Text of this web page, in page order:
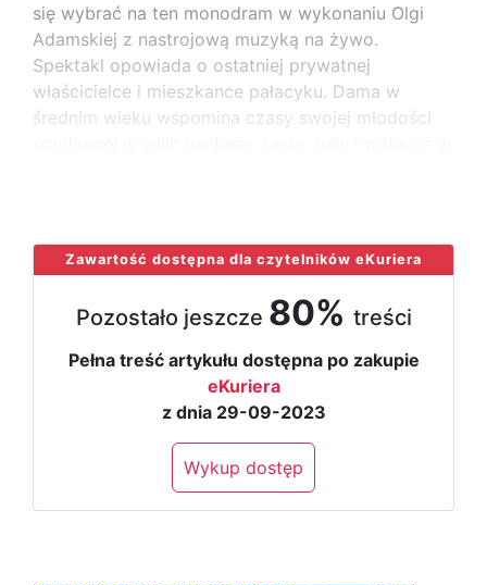
się wybrać na ten monodram w wykonaniu Olgi
Adamskiej z nastrojową muzyką na żywo.
Spektakl opowiada o ostatniej prywatnej
właścicielce i mieszkance pałacyku. Dama w
średnim wieku wspomina czasy swojej młodości
Zawartość dostępna dla czytelników eKuriera
Pozostało jeszcze 80% treści
Pełna treść artykułu dostępna po zakupie
eKuriera
z dnia 29-09-2023
Wykup dostęp